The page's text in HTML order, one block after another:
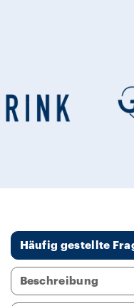
Häufig gestellte
Beschreibung